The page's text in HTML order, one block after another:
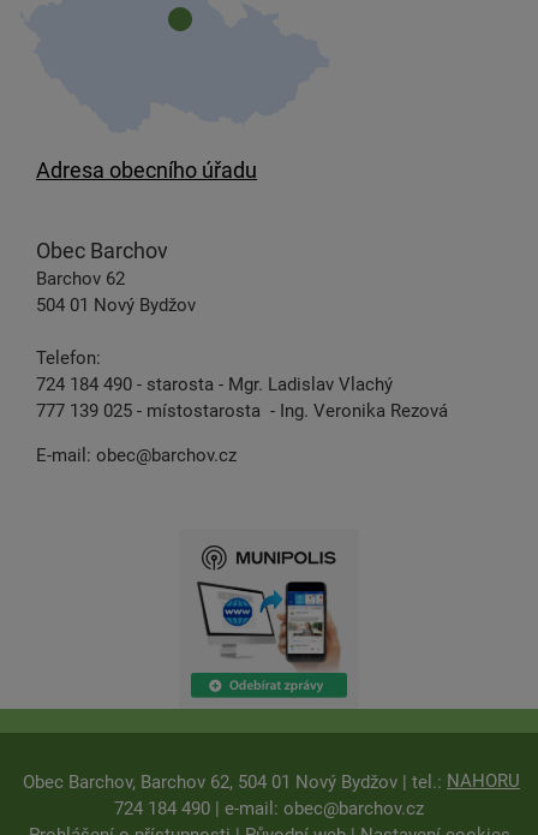
Adresa obecního úřadu
Obec Barchov
Barchov 62
504 01 Nový Bydžov
Telefon:
724 184 490 - starosta - Mgr. Ladislav Vlachý
777 139 025 - místostarosta - Ing. Veronika Rezová
E-mail: obec@barchov.cz
NAHORU
Obec Barchov, Barchov 62, 504 01 Nový Bydžov | tel.:
724 184 490 | e-mail: obec@barchov.cz